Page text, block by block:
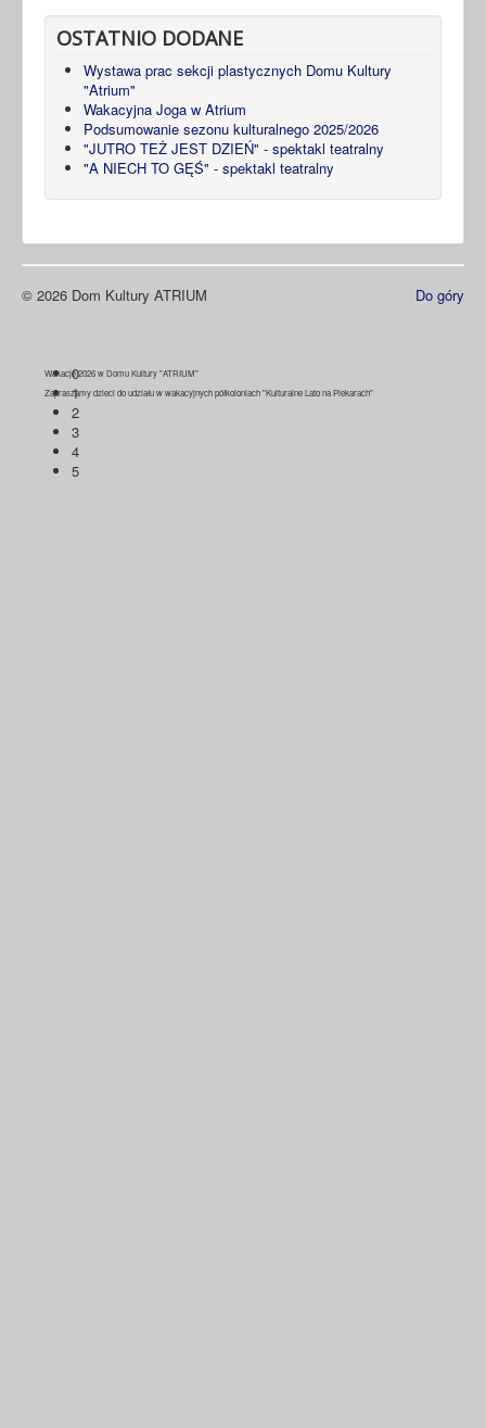
Wakacje 2026 w Domu Kultury "ATRIUM"
Zapraszamy dzieci do udziału w wakacyjnych półkoloniach "Kulturalne Lato na Piekarach"
0
1
2
3
4
5
OSTATNIO DODANE
Wystawa prac sekcji plastycznych Domu Kultury
"Atrium"
Wakacyjna Joga w Atrium
Podsumowanie sezonu kulturalnego 2025/2026
"JUTRO TEŻ JEST DZIEŃ" - spektakl teatralny
"A NIECH TO GĘŚ" - spektakl teatralny
Do góry
© 2026 Dom Kultury ATRIUM